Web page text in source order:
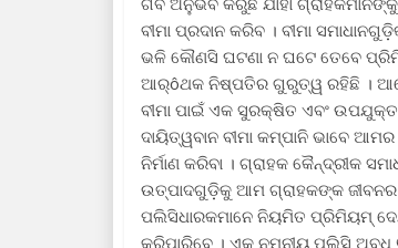
ବୀମା ପ୍ରଦାନ କରିବ । ବୀମା
ଭଳି କୌଣସି ଘଟଣା ନ ଘଟେ ତେବେ
ଆର୍ôଥକ ନିଷ୍ପତିର ଗୁରୁତ୍ୱ ରହିଛି । ଆମେ
ବୀମା ପାଇଁ ଏକ ସୁରକ୍ଷିତ ଏବଂ
ଦାୟିତ୍ୱବାନ ବୀମା କମ୍ପାନି ଭାବେ
ନିର୍ମାଣ କରିବା । ଗ୍ରାହକ କୈନ୍ଦ୍ରୀକ
ଉତ୍ପାଦଗୁଡ଼ିକୁ ଆମ ଗ୍ରାହକଙ୍କ
ପଲିସିଧାରକମାନେ ନିୟମିତ ପ୍ରିମିୟମ୍
କରିପାରିବେ । ଏକ ନମନୀୟ ପଲିସି